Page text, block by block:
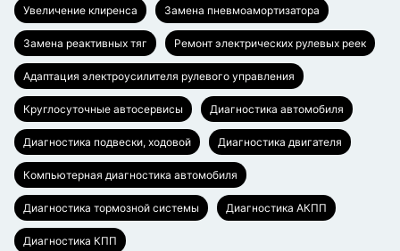
Увеличение клиренса Замена пневмоамортизатора
Замена реактивных тяг Ремонт электрических рулевых реек
Адаптация электроусилителя рулевого управления
Круглосуточные автосервисы Диагностика автомобиля
Диагностика подвески, ходовой Диагностика двигателя
Компьютерная диагностика автомобиля
Диагностика тормозной системы Диагностика АКПП
Диагностика КПП